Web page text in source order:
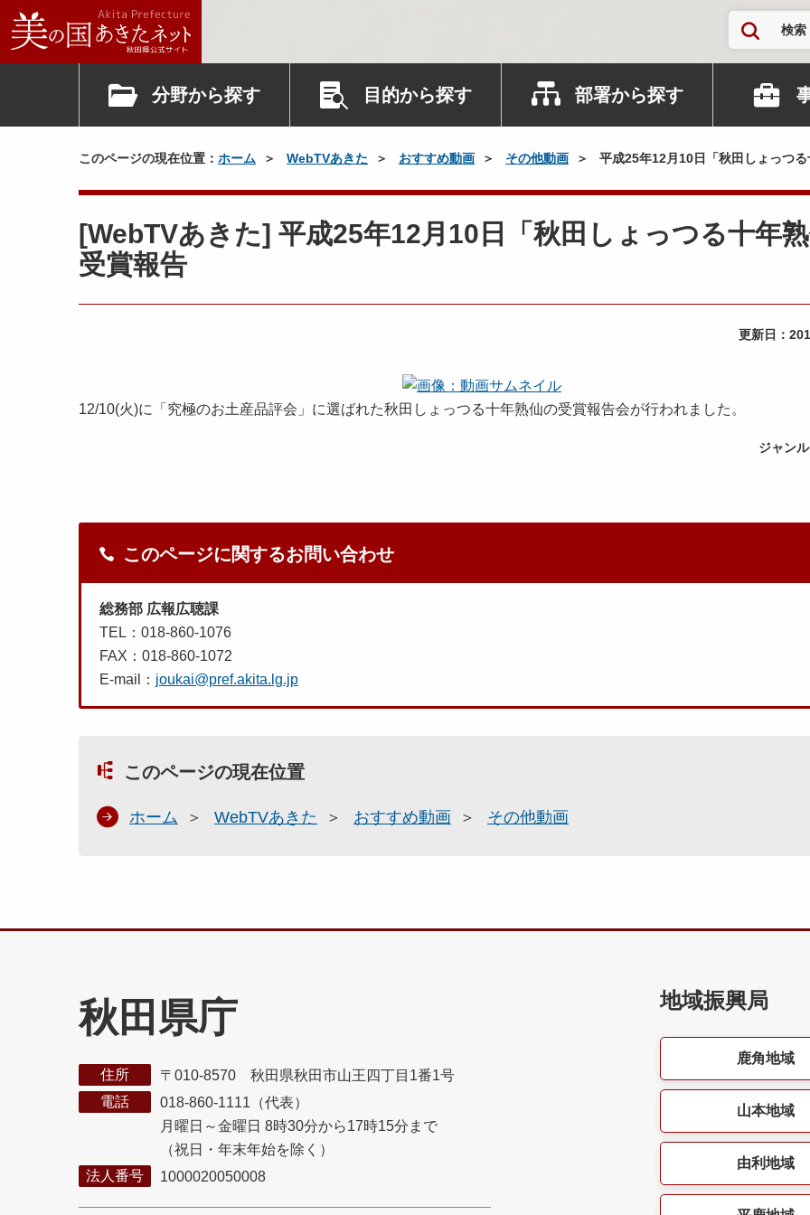
検索
分野から探す 目的から探す 部署から探す
このページの現在位置： ホーム WebTVあきた おすすめ動画 その他動画 平成25年12月10日「秋田しょっつ
[WebTVあきた] 平成25年12月10日「秋田しょっつる十年熟
受賞報告
更新日：
12/10(火)に「究極のお土産品評会」に選ばれた秋田しょっつる十年熟仙の受賞報告会が行われました。
ジャン
このページに関するお問い合わせ
総務部 広報広聴課
TEL：018-860-1076
FAX：018-860-1072
E-mail： joukai@pref.akita.lg.jp
このページの現在位置
ホーム WebTVあきた おすすめ動画 その他動画
秋田県庁
住所
〒010-8570 秋田県秋田市山王四丁目1番1号
電話
018-860-1111（代表）
月曜日～金曜日 8時30分から17時15分まで
（祝日・年末年始を除く）
法人番号
1000020050008
地域振興局
鹿角地域
山本地域
由利地域